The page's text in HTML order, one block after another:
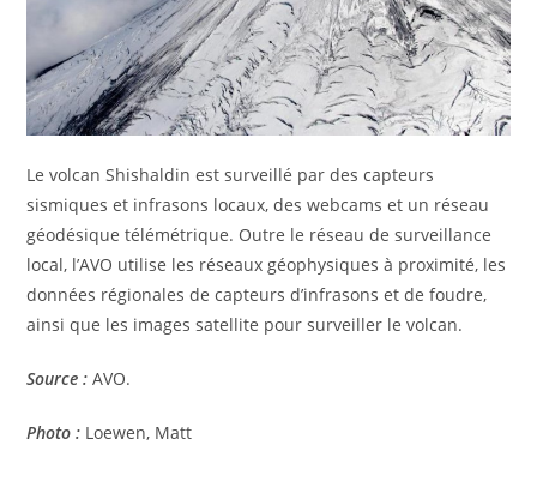
Le volcan Shishaldin est surveillé par des capteurs
sismiques et infrasons locaux, des webcams et un réseau
géodésique télémétrique. Outre le réseau de surveillance
local, l’AVO utilise les réseaux géophysiques à proximité, les
données régionales de capteurs d’infrasons et de foudre,
ainsi que les images satellite pour surveiller le volcan.
Source : AVO.
Photo : Loewen, Matt